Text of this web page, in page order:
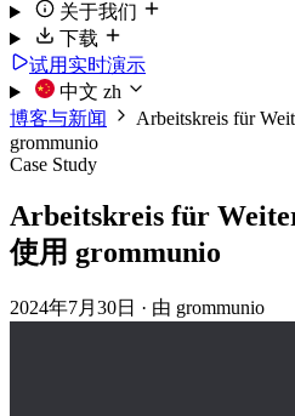
关于我们
下载
试用实时演示
中文 zh
博客与新闻
Arbeitskreis für
grommunio
Case Study
Arbeitskreis für
使用 grommunio
2024年7月30日 · 由 grommunio